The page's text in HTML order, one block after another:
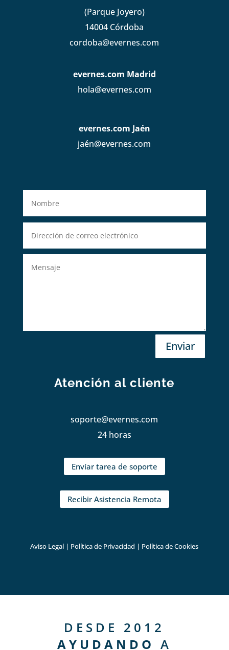
(Parque Joyero)
14004 Córdoba
cordoba@evernes.com
evernes.com Madrid
hola@evernes.com
evernes.com Jaén
jaén@evernes.com
Enviar
Atención al cliente
soporte@evernes.com
24 horas
Envíar tarea de soporte
Recibir Asistencia Remota
Aviso Legal | Política de Privacidad | Política de Cookies
DESDE 2012
AYUDANDO A